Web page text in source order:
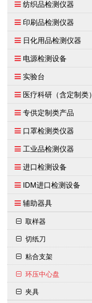
纺织品检测仪器
印刷品检测仪器
日化用品检测仪器
电源检测设备
实验台
医疗科研（含定制类）
专供定制类产品
口罩检测类仪器
工业品检测仪器
进口检测设备
IDM进口检测设备
辅助器具
取样器
切纸刀
粘合支架
环压中心盘
夹具